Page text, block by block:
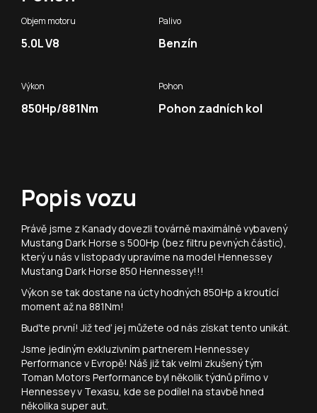
Objem motoru
5.0L V8
Palivo
Benzín
Výkon
850Hp/881Nm
Pohon
Pohon zadních kol
Popis vozu
Právě jsme z Kanady dovezli továrně maximálně vybavený
Mustang Dark Horse s 500Hp (bez filtru pevných částic),
který u nás v listopady upravíme na model Hennessey
Mustang Dark Horse 850 Hennessey!!!
Výkon se tak dostane na úcty hodných 850Hp a kroutící
moment až na 881Nm!
Buďte první! Již teď jej můžete od nás získat tento unikát.
Jsme jediným exkluzivním partnerem Hennessey
Performance v Evropě! Náš již tak velmi zkušený tým
Toman Motors Performance byl několik týdnů přímo v
Hennessey v Texasu, kde se podílel na stavbě hned
několika super aut.